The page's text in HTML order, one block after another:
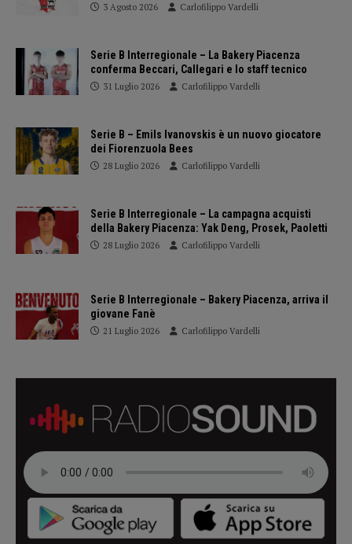
3 Agosto 2026 Carlofilippo Vardelli
Serie B Interregionale – La Bakery Piacenza
conferma Beccari, Callegari e lo staff tecnico
31 Luglio 2026 Carlofilippo Vardelli
Serie B – Emils Ivanovskis è un nuovo giocatore
dei Fiorenzuola Bees
28 Luglio 2026 Carlofilippo Vardelli
Serie B Interregionale – La campagna acquisti
della Bakery Piacenza: Yak Deng, Prosek, Paoletti
28 Luglio 2026 Carlofilippo Vardelli
Serie B Interregionale – Bakery Piacenza, arriva il
giovane Fanè
21 Luglio 2026 Carlofilippo Vardelli